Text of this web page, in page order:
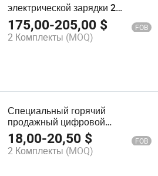
электрической зарядки 2
Станция зарядки
электрического автомобиля
Wallbox EV Charger
175,00-205,00 $ FOB
2 Комплекты (MOQ)
Специальный горячий
продажный цифровой
автоматический насос для
накачки шин грузовиков с
манометром
18,00-20,50 $ FOB
2 Комплекты (MOQ)